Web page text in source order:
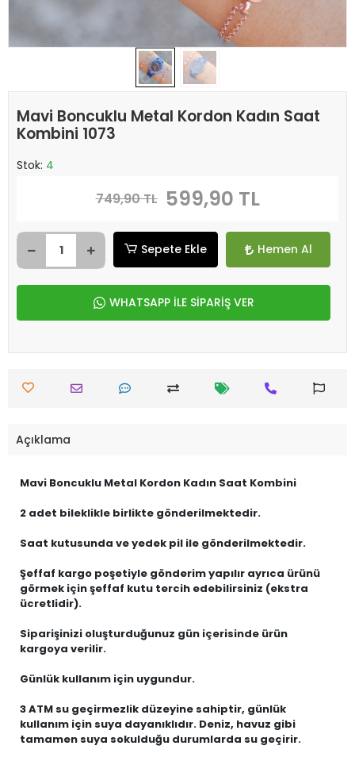
Mavi Boncuklu Metal Kordon Kadın Saat
Kombini 1073
Stok: 4
749,90 TL 599,90 TL
Sepete Ekle Hemen Al
WHATSAPP İLE SİPARİŞ VER
Açıklama
Mavi Boncuklu Metal Kordon Kadın Saat Kombini
2 adet bileklikle birlikte gönderilmektedir.
Saat kutusunda ve yedek pil ile gönderilmektedir.
Şeffaf kargo poşetiyle gönderim yapılır ayrıca ürünü
görmek için şeffaf kutu tercih edebilirsiniz (ekstra
ücretlidir).
Siparişinizi oluşturduğunuz gün içerisinde ürün
kargoya verilir.
Günlük kullanım için uygundur.
3 ATM su geçirmezlik düzeyine sahiptir, günlük
kullanım için suya dayanıklıdır. Deniz, havuz gibi
tamamen suya sokulduğu durumlarda su geçirir.